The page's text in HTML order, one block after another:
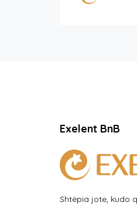
Exelent BnB
Shtëpia jote, kudo